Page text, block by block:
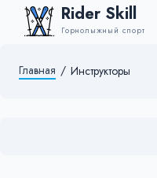
Rider Skill
Горнолыжный спорт
Главная / Инструкторы